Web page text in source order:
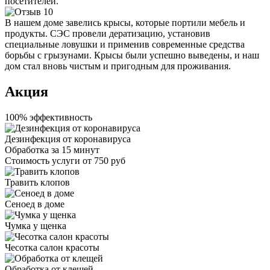
В нашем доме завелись крысы, которые портили мебель и
продукты. СЭС провели дератизацию, установив
специальные ловушки и применив современные средства
борьбы с грызунами. Крысы были успешно выведены, и наш
дом стал вновь чистым и пригодным для проживания.
Акция
100% эффективность
Дезинфекция от коронавируса
Обработка за 15 минут
Стоимость услуги от 750 руб
Травить клопов
Сеноед в доме
Чумка у щенка
Чесотка салон красоты